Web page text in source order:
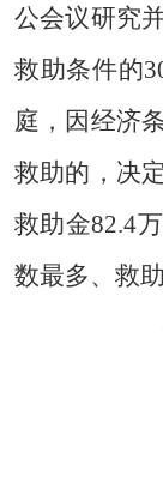
公会议研究
救助条件的
庭，因经济
救助的，决
救助金82.4
数最多、救
(高